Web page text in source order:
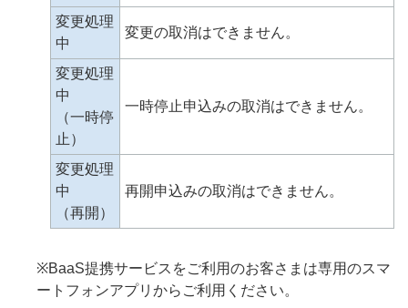
変更処理
中
変更の取消はできません。
変更処理
中
（一時停
止）
一時停止申込みの取消はできません。
変更処理
中
（再開）
再開申込みの取消はできません。
※BaaS提携サービスをご利用のお客さまは専用のスマ
ートフォンアプリからご利用ください。